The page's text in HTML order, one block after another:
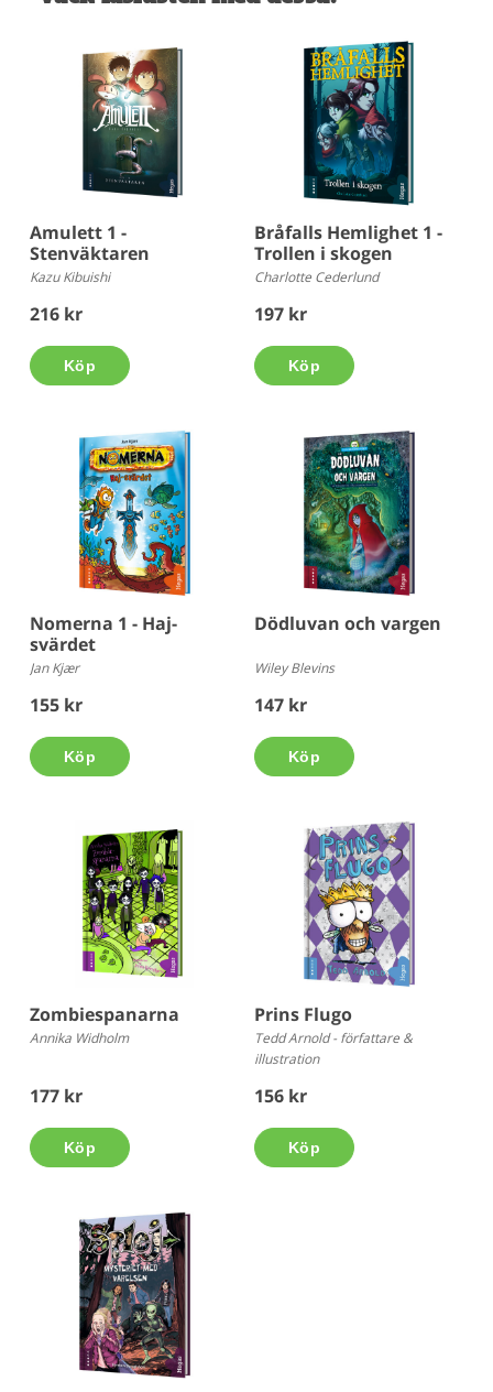
Amulett 1 -
Stenväktaren
Kazu Kibuishi
216 kr
Köp
Bråfalls Hemlighet 1 -
Trollen i skogen
Charlotte Cederlund
197 kr
Köp
Nomerna 1 - Haj-
svärdet
Jan Kjær
155 kr
Köp
Dödluvan och vargen
Wiley Blevins
147 kr
Köp
Zombiespanarna
Annika Widholm
177 kr
Köp
Prins Flugo
Tedd Arnold - författare &
illustration
156 kr
Köp